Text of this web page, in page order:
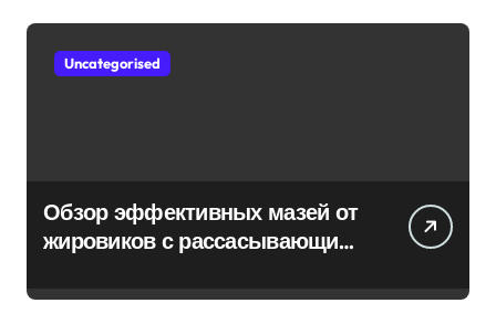
Uncategorised
Обзор эффективных мазей от
жировиков с рассасывающим